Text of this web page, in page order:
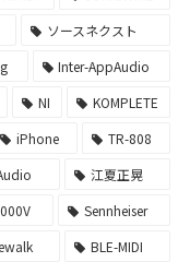
ソースネクスト
Inter-AppAudio
NI
KOMPLETE
iPhone
TR-808
江夏正晃
Sennheiser
BLE-MIDI